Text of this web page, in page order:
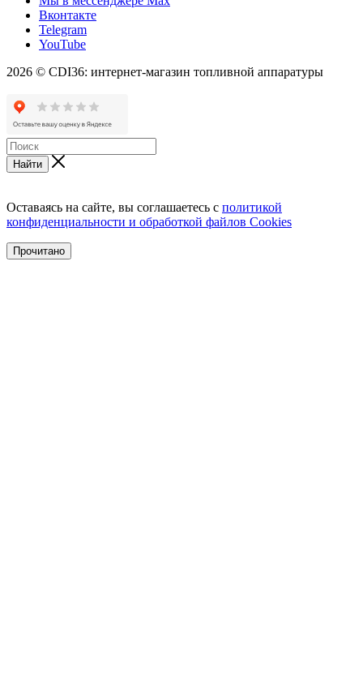
Вконтакте
Telegram
YouTube
2026 © CDI36: интернет-магазин топливной аппаратуры
Найти
Оставаясь на сайте, вы соглашаетесь с политикой
конфиденциальности и обработкой файлов Cookies
Прочитано